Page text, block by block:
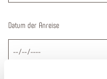
Datum der Anreise